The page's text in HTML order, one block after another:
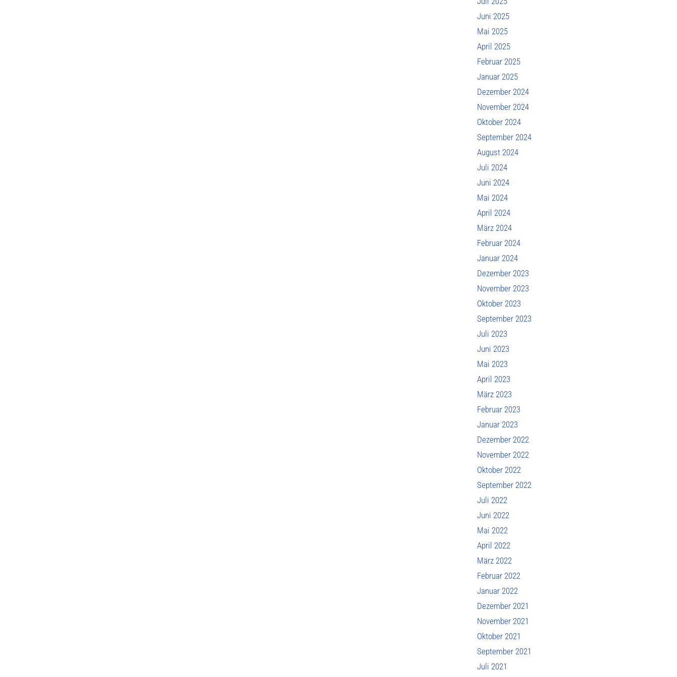
Juni 2025
Mai 2025
April 2025
Februar 2025
Januar 2025
Dezember 2024
November 2024
Oktober 2024
September 2024
August 2024
Juli 2024
Juni 2024
Mai 2024
April 2024
März 2024
Februar 2024
Januar 2024
Dezember 2023
November 2023
Oktober 2023
September 2023
Juli 2023
Juni 2023
Mai 2023
April 2023
März 2023
Februar 2023
Januar 2023
Dezember 2022
November 2022
Oktober 2022
September 2022
Juli 2022
Juni 2022
Mai 2022
April 2022
März 2022
Februar 2022
Januar 2022
Dezember 2021
November 2021
Oktober 2021
September 2021
Juli 2021